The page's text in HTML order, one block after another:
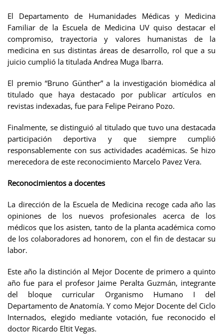
El Departamento de Humanidades Médicas y Medicina
Familiar de la Escuela de Medicina UV quiso destacar el
compromiso, trayectoria y valores humanistas de la
medicina en sus distintas áreas de desarrollo, rol que a su
juicio cumplió la titulada Andrea Muga Ibarra.
El premio “Bruno Günther” a la investigación biomédica al
titulado que haya destacado por publicar artículos en
revistas indexadas, fue para Felipe Peirano Pozo.
Finalmente, se distinguió al titulado que tuvo una destacada
participación deportiva y que siempre cumplió
responsablemente con sus actividades académicas. Se hizo
merecedora de este reconocimiento Marcelo Pavez Vera.
Reconocimientos a docentes
La dirección de la Escuela de Medicina recoge cada año las
opiniones de los nuevos profesionales acerca de los
médicos que los asisten, tanto de la planta académica como
de los colaboradores ad honorem, con el fin de destacar su
labor.
Este año la distinción al Mejor Docente de primero a quinto
año fue para el profesor Jaime Peralta Guzmán, integrante
del bloque curricular Organismo Humano I del
Departamento de Anatomía. Y como Mejor Docente del Ciclo
Internados, elegido mediante votación, fue reconocido el
doctor Ricardo Eltit Vegas.